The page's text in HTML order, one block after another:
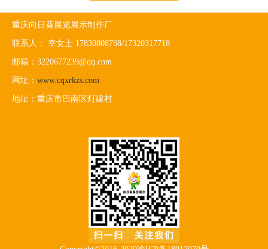
重庆向日葵展览展示制作厂
联系人： 幸女士 17830808768/17320317718
邮箱：3220677239@qq.com
网址： www.cqxrkzs.com
地址：重庆市巴南区灯建村